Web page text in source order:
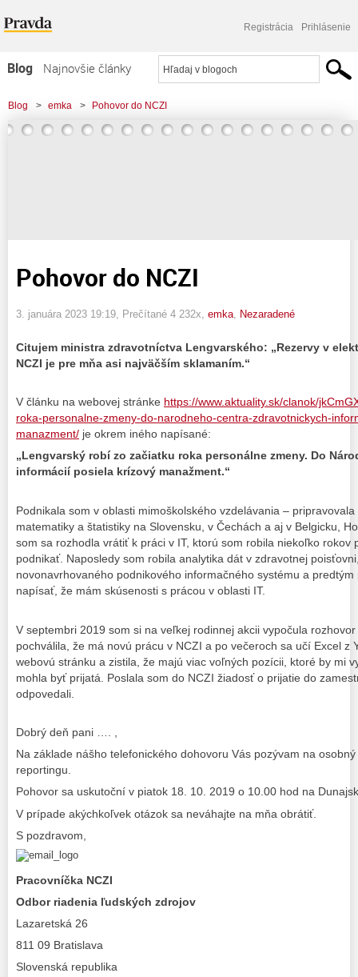
Registrácia Prihlásenie
Blog
Najnovšie články
Najčítanejšie články
Najkomentovanejšie články
Blog > emka > Pohovor do NCZI
Pohovor do NCZI
3. januára 2023 19:19 , Prečítané 4 232x, emka Nezaradené
Citujem ministra zdravotníctva Lengvarského: „Rezervy v
NCZI je pre mňa asi najväčším sklamaním.“
V článku na webovej stránke https://www.aktuality.sk/clanok/
roka-personalne-zmeny-do-narodneho-centra-zdravotnickych-
manazment/ je okrem iného napísané:
„Lengvarský robí zo začiatku roka personálne zmeny. Do
informácií posiela krízový manažment.“
Podnikala som v oblasti mimoškolského vzdelávania –
matematiky a štatistiky na Slovensku, v Čechách a aj v Belgicku,
som sa rozhodla vrátiť k práci v IT, ktorú som robila niekoľko rokov
podnikať. Naposledy som robila analytika dát v zdravotnej
novonavrhovaného podnikového informačného systému a
napísať, že mám skúsenosti s prácou v oblasti IT.
V septembri 2019 som si na veľkej rodinnej akcii vypočula
pochválila, že má novú prácu v NCZI a po večeroch sa učí Excel z
webovú stránku a zistila, že majú viac voľných pozícii, ktoré by mi
mohla byť prijatá. Poslala som do NCZI žiadosť o prijatie do
odpovedali.
Dobrý deň pani …. ,
Na základe nášho telefonického dohovoru Vás pozývam na
reportingu.
Pohovor sa uskutoční v piatok 18. 10. 2019 o 10.00 hod na
V prípade akýchkoľvek otázok sa neváhajte na mňa obrátiť.
S pozdravom,
Pracovníčka NCZI
Odbor riadenia ľudských zdrojov
Lazaretská 26
811 09 Bratislava
Slovenská republika